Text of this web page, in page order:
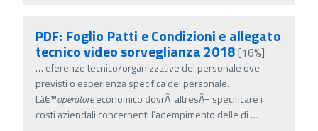
PDF: Foglio Patti e Condizioni e allegato
tecnico video sorveglianza 2018[16%]
… eferenze tecnico/organizzative del personale ove
previsti o esperienza specifica del personale.
Lâ€™operatoreeconomico dovrÃ altresÃ¬ specificare i
costi aziendali concernenti l'adempimento delle di …